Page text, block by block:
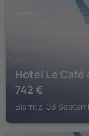
Hotel Le Café
742 €
Biarritz, 03